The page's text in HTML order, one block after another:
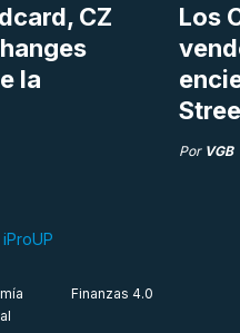
CZ
la
Los
Por VGB
iProUP
Finanzas 4.0